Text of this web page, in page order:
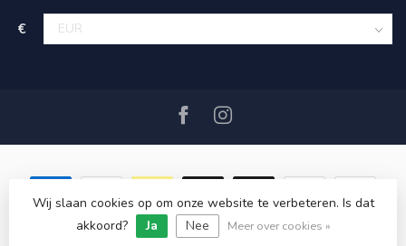
€
© Copyright 2026 SAIL360 watersport and boat equipment
Wij slaan cookies op om onze website te verbeteren. Is dat
akkoord?
Ja Nee Meer over cookies »